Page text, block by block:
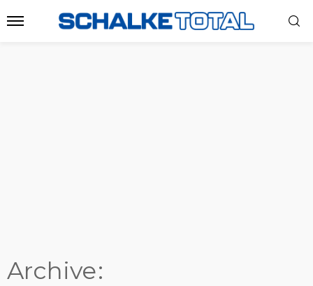
Archive